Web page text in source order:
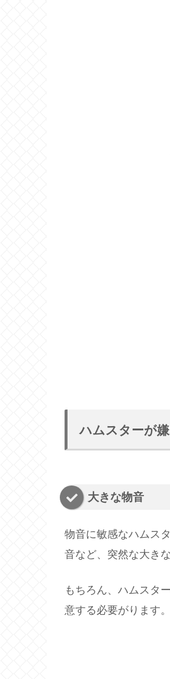
ハムスターが
大きな物音
物音に敏感なハムス
音など、突然な大き
もちろん、ハムスタ
意する必要がります。